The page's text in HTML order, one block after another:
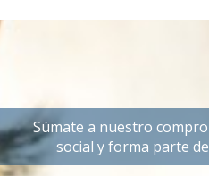
Súmate a nuestro
social y forma parte